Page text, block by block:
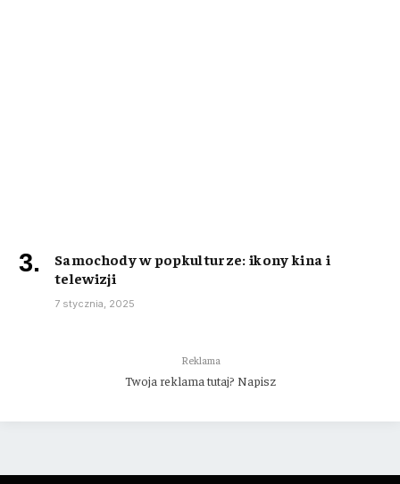
Samochody w popkulturze: ikony kina i
telewizji
7 stycznia, 2025
Reklama
Twoja reklama tutaj? Napisz